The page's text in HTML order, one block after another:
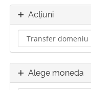
Acțiuni
Alege moneda